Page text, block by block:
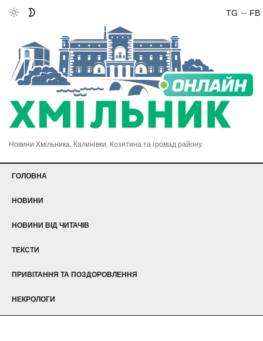
FB
TG
Новини Хмільника, Калинівки, Козятина та громад району
ГОЛОВНА
НОВИНИ
НОВИНИ ВІД ЧИТАЧІВ
ТЕКСТИ
ПРИВІТАННЯ ТА ПОЗДОРОВЛЕННЯ
НЕКРОЛОГИ